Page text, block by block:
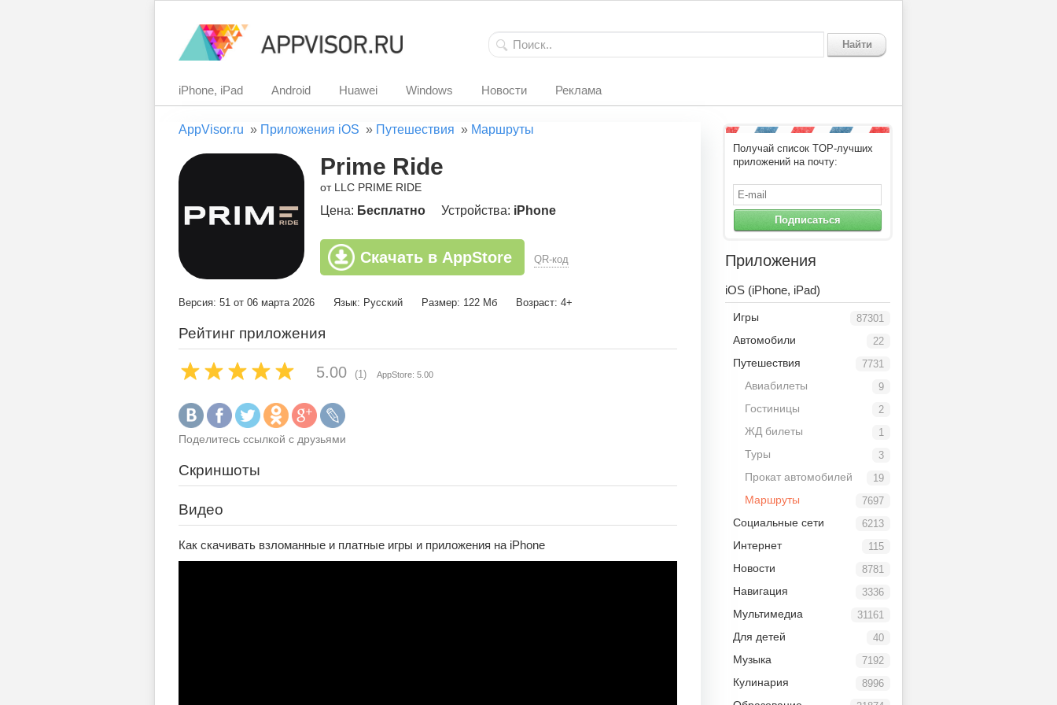
Найти
iPhone, iPad Android Huawei Windows Новости Реклама
AppVisor.ru » Приложения iOS » Путешествия » Маршруты
Prime Ride
от LLC PRIME RIDE
Цена: Бесплатно Устройства: iPhone
Скачать в AppStore QR-код
Версия: 51 от 06 марта 2026 Язык: Русский Размер: 122 Мб Возраст: 4+
Рейтинг приложения
5.00 (1) AppStore: 5.00
Поделитесь ссылкой с друзьями
Скриншоты
Видео
Как скачивать взломанные и платные игры и приложения на iPhone
Получай список TOP-лучших
приложений на почту:
Подписаться
Приложения
iOS (iPhone, iPad)
87301
Игры
22
Автомобили
7731
Путешествия
9
Авиабилеты
2
Гостиницы
1
ЖД билеты
3
Туры
19
Прокат автомобилей
7697
Маршруты
6213
Социальные сети
115
Интернет
8781
Новости
3336
Навигация
31161
Мультимедиа
40
Для детей
7192
Музыка
8996
Кулинария